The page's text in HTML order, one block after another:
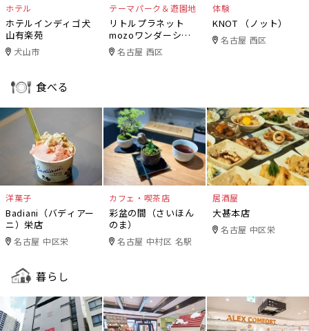
ホテル
ホテルインディゴ犬
山有楽苑
犬山市
テーマパーク＆遊園地
リトルプラネット
mozoワンダーシテ
ィ 名古屋 西区
体験
KNOT （ノット）
名古屋 西区
食べる
洋菓子
Badiani（バディアー
ニ）栄店
名古屋 中区栄
カフェ・喫茶店
彩盆の間（さいほん
のま）
名古屋 中村区 名駅
居酒屋
大甚本店
名古屋 中区栄
暮らし